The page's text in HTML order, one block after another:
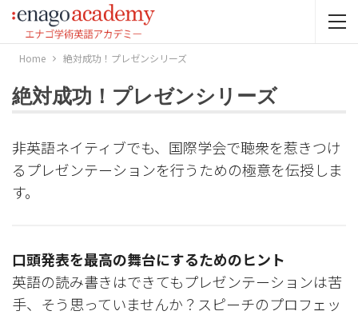
Home 絶対成功！プレゼンシリーズ
絶対成功！プレゼンシリーズ
非英語ネイティブでも、国際学会で聴衆を惹きつけ
るプレゼンテーションを行うための極意を伝授しま
す。
口頭発表を最高の舞台にするためのヒント
英語の読み書きはできてもプレゼンテーションは苦
手、そう思っていませんか？スピーチのプロフェッ